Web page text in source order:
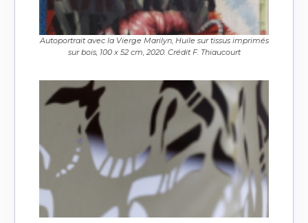
Autoportrait avec la Vierge Marilyn, Huile sur tissus imprimés
sur bois, 100 x 52 cm, 2020. Crédit F. Thiaucourt